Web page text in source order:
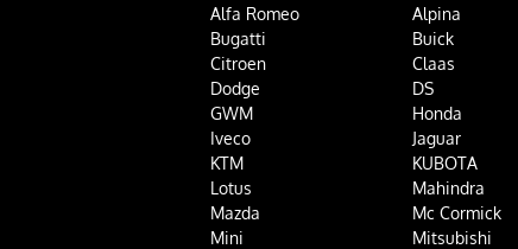
Alfa Romeo Alpina
Bugatti
Buick
Citroen
Claas
Dodge
DS
GWM
Honda
Iveco
Jaguar
KTM
KUBOTA
Lotus
Mahindra
Mazda
Mc Cormick
Mini
Mitsubishi